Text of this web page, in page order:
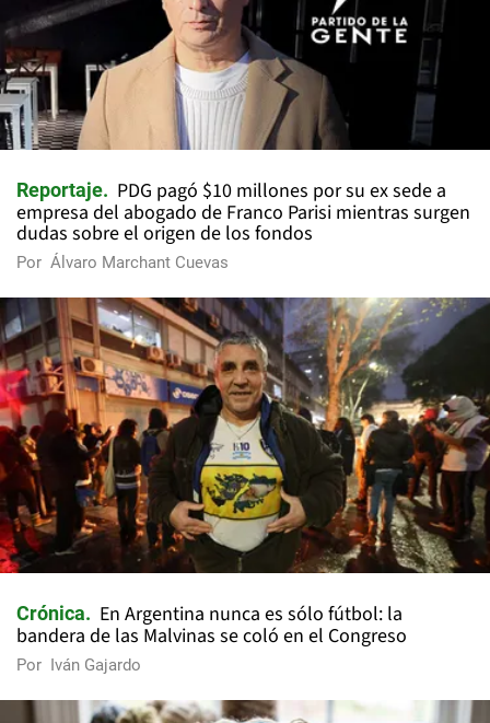
Reportaje
PDG pagó $10 millones por su ex sede a
empresa del abogado de Franco Parisi mientras surgen
dudas sobre el origen de los fondos
Por Álvaro Marchant Cuevas
Crónica
En Argentina nunca es sólo fútbol: la
bandera de las Malvinas se coló en el Congreso
Por Iván Gajardo